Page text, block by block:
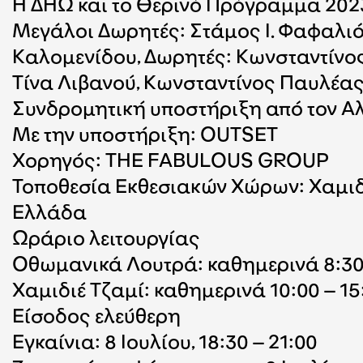
Η ΔΗΩ και το Θερινό Πρόγραμμα
Μεγάλοι Δωρητές: Στάμος Ι.
Καλομενίδου, Δωρητές:
Τίνα Λιβανού, Κωνσταντίνος
Συνδρομητική υποστήριξη από τον
Με την υποστήριξη: OUTSET
Χορηγός: THE FABULOUS GROUP
Τοποθεσία Εκθεσιακών Χώρων:
Ελλάδα
Ωράριο λειτουργίας
Οθωμανικά Λουτρά: καθημερινά 8:30
Χαμιδιέ Τζαμί: καθημερινά 10:00 –
Είσοδος ελεύθερη
Εγκαίνια: 8 Ιουλίου, 18:30 – 21:00